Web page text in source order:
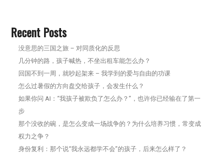
Recent Posts
没意思的三国之旅 – 对同质化的反思
几分钟的路，孩子喊热，不坐出租车能怎么办？
回国不到一周，就吵起架来 – 我学到的爱与自由的功课
怎么过暑假的方向盘交给孩子，会发生什么？
如果你问 AI：“我孩子被欺负了怎么办？”，也许你已经输在了第一
步
那个没收的碗，是怎么变成一场战争的？为什么培养习惯，常变成
权力之争？
身份复利：那个说“我永远都学不会”的孩子，后来怎么样了？